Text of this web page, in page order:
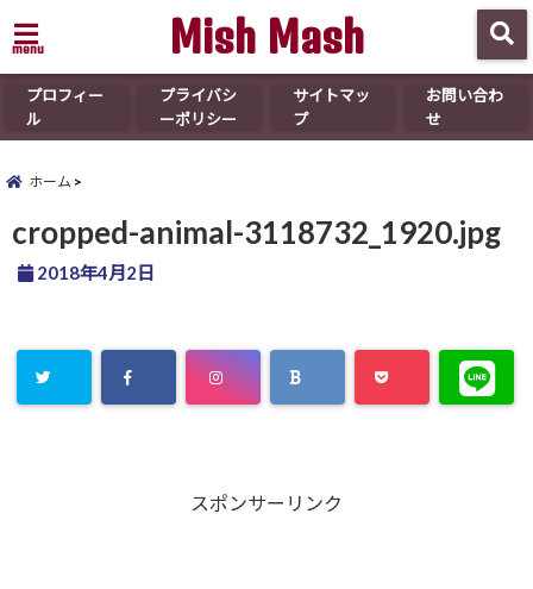
menu Mish Mash
プロフィー
ル
プライバシ
ーポリシー
サイトマッ
プ
お問い合わ
せ
ホーム
cropped-animal-3118732_1920.jpg
2018年4月2日
スポンサーリンク